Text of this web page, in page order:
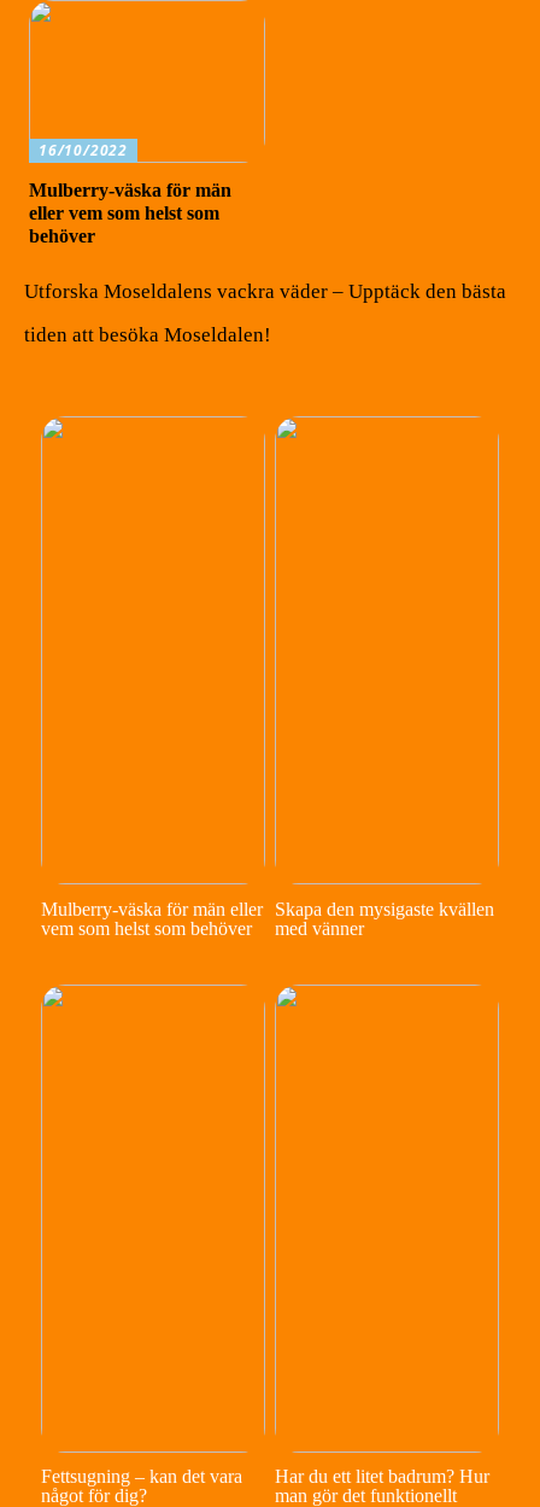
16/10/2022
Mulberry-väska för män
eller vem som helst som
behöver
Utforska Moseldalens vackra väder – Upptäck den bästa
tiden att besöka Moseldalen!
Mulberry-väska för män eller
vem som helst som behöver
Skapa den mysigaste kvällen
med vänner
Fettsugning – kan det vara
något för dig?
Har du ett litet badrum? Hur
man gör det funktionellt